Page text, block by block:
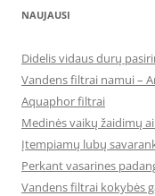
NAUJAUSI
Didelis vidaus durų
Vandens filtrai namui –
Aquaphor filtrai
Medinės vaikų žaidimų
Įtempiamų lubų
Perkant vasarines
Vandens filtrai kokybės